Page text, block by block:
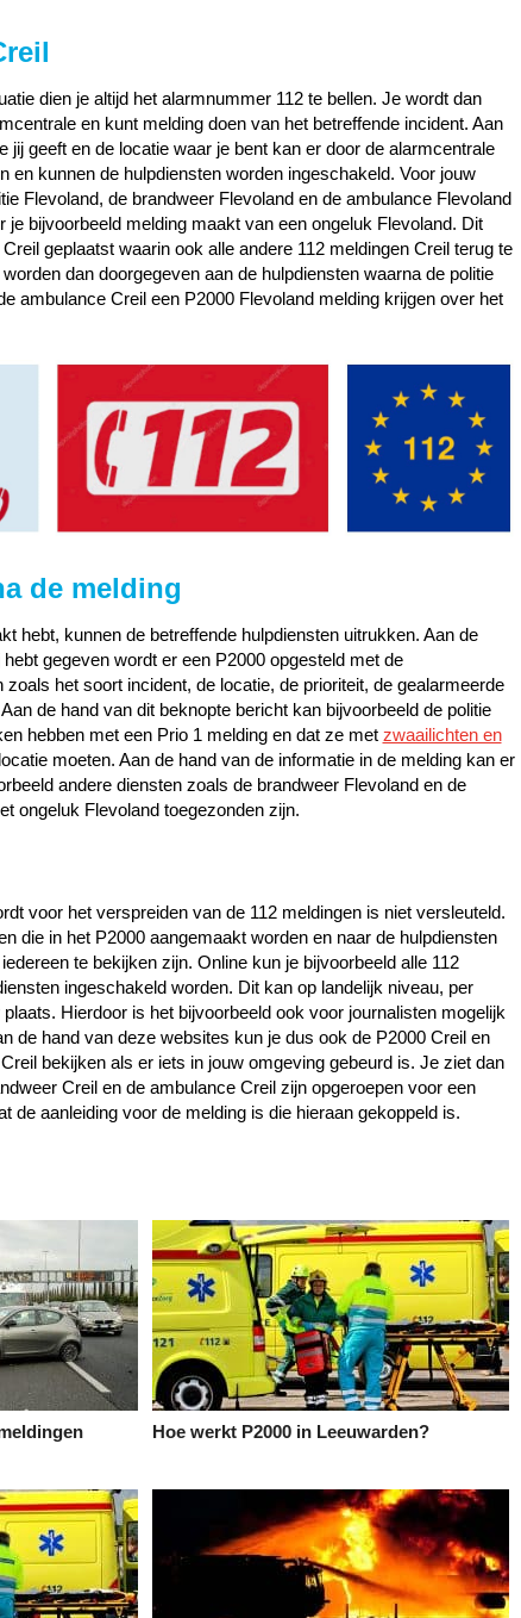
dien je altijd het alarmnummer 112 te bellen. Je wordt dan
en kunt melding doen van het betreffende incident. Aan
jij geeft en de locatie waar je bent kan er door de alarmcentrale
en kunnen de hulpdiensten worden ingeschakeld. Voor jouw
Flevoland, de brandweer Flevoland en de ambulance Flevoland
je bijvoorbeeld melding maakt van een ongeluk Flevoland. Dit
geplaatst waarin ook alle andere 112 meldingen Creil terug te
dan doorgegeven aan de hulpdiensten waarna de politie
ambulance Creil een P2000 Flevoland melding krijgen over het
de melding
hebt, kunnen de betreffende hulpdiensten uitrukken. Aan de
gegeven wordt er een P2000 opgesteld met de
zoals het soort incident, de locatie, de prioriteit, de gealarmeerde
de hand van dit beknopte bericht kan bijvoorbeeld de politie
hebben met een Prio 1 melding en dat ze met zwaailichten en
moeten. Aan de hand van de informatie in de melding kan er
andere diensten zoals de brandweer Flevoland en de
ongeluk Flevoland toegezonden zijn.
voor het verspreiden van de 112 meldingen is niet versleuteld.
die in het P2000 aangemaakt worden en naar de hulpdiensten
te bekijken zijn. Online kun je bijvoorbeeld alle 112
ingeschakeld worden. Dit kan op landelijk niveau, per
Hierdoor is het bijvoorbeeld ook voor journalisten mogelijk
de hand van deze websites kun je dus ook de P2000 Creil en
bekijken als er iets in jouw omgeving gebeurd is. Je ziet dan
Creil en de ambulance Creil zijn opgeroepen voor een
de aanleiding voor de melding is die hieraan gekoppeld is.
Hoe werkt P2000 in Leeuwarden?